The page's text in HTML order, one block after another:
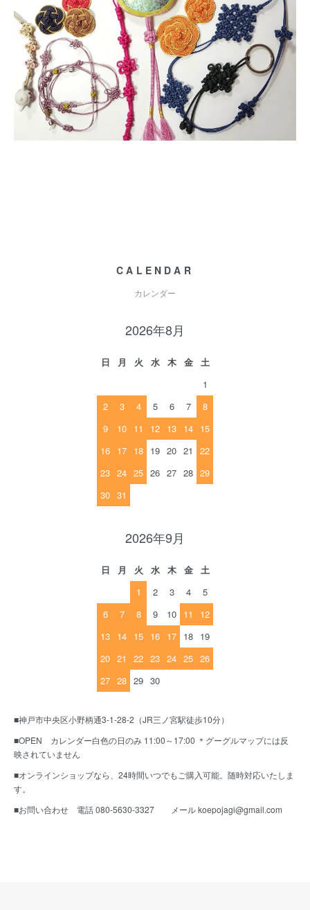
CALENDAR
カレンダー
2026年8月
日 月 火 水 木 金
土
1
2
3 4 5 6 7
8
9
10 11 12 13 14 15
16 17 18 19 20 21
22
23 24 25 26 27 28 29
30 31
2026年9月
日 月 火 水 木 金
土
1
2 3 4
5
6
7 8 9 10 11
12
13 14 15 16 17 18 19
20 21 22 23 24 25 26
27 28 29 30
■神戸市中央区小野柄通3-1-28-2（JR三ノ宮駅徒歩10分）
■OPEN カレンダー白色の日のみ 11:00～17:00 ＊グーグルマップには反
映されていません
■オンラインショップなら、24時間いつでもご購入可能。随時対応いたしま
す。
■お問い合わせ 電話 080-5630-3327 メール koepojagi@gmail.com